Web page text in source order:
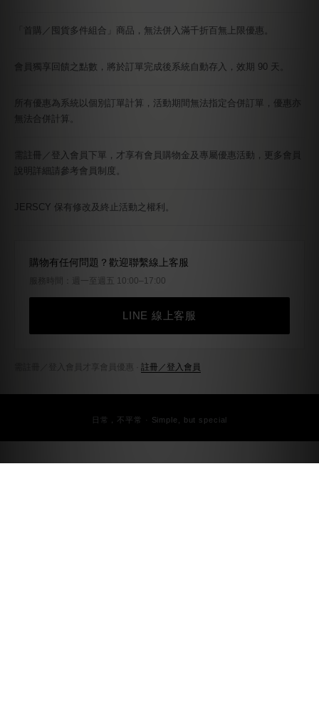
「首購／囤貨多件組合」商品，無法併入滿千折百無上限優惠。
會員獨享回饋之點數，將於訂單完成後系統自動存入，效期 90 天。
所有優惠為系統以個別訂單計算，活動期間無法指定合併訂單，優惠亦
無法合併計算。
需註冊／登入會員下單，才享有會員購物金及專屬優惠活動，更多會員
說明詳細請參考會員制度。
JERSCY 保有修改及終止活動之權利。
購物有任何問題？歡迎聯繫線上客服
服務時間：週一至週五 10:00–17:00
LINE 線上客服
需註冊／登入會員才享會員優惠 · 註冊／登入會員
日常，不平常 · Simple, but special